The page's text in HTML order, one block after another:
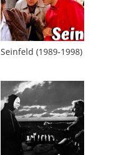
Seinfeld (1989-1998)